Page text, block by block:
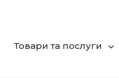
Товари та послуги